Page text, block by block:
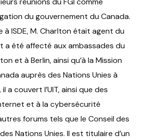
du gouvernement du Canada.
à ISDE, M. Charlton était agent du
a été affecté aux ambassades du
et à Berlin, ainsi qu’à la Mission
auprès des Nations Unies à
a couvert l’UIT, ainsi que des
et à la cybersécurité
forums tels que le Conseil des
Nations Unies. Il est titulaire d’un